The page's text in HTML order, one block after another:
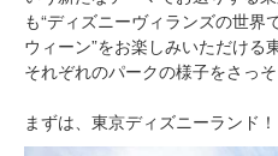
も“ディズニーヴィランズの世界
ウィーン”をお楽しみいただける
それぞれのパークの様子をさっ
まずは、東京ディズニーランド！